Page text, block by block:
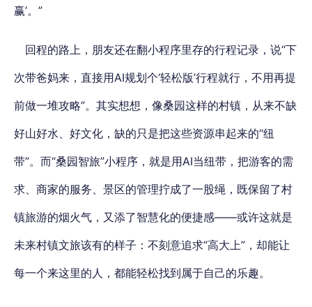
赢’。”
回程的路上，朋友还在翻小程序里存的行程记录，说“下
次带爸妈来，直接用AI规划个‘轻松版’行程就行，不用再提
前做一堆攻略”。其实想想，像桑园这样的村镇，从来不缺
好山好水、好文化，缺的只是把这些资源串起来的“纽
带”。而“桑园智旅”小程序，就是用AI当纽带，把游客的需
求、商家的服务、景区的管理拧成了一股绳，既保留了村
镇旅游的烟火气，又添了智慧化的便捷感——或许这就是
未来村镇文旅该有的样子：不刻意追求“高大上”，却能让
每一个来这里的人，都能轻松找到属于自己的乐趣。